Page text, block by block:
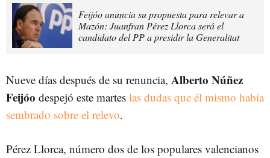
Feijóo anuncia su propuesta para relevar a
Mazón: Juanfran Pérez Llorca será el
candidato del PP a presidir la Generalitat
Nueve días después de su renuncia, Alberto Núñez
Feijóo despejó este martes las dudas que él mismo había
sembrado sobre el relevo.
Pérez Llorca, número dos de los populares valencianos